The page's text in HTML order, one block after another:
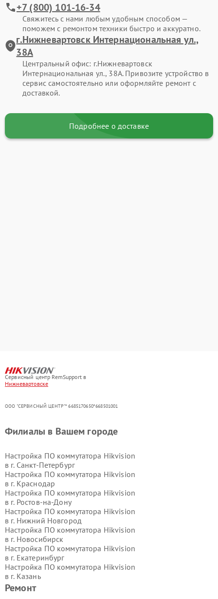
+7 (800) 101-16-34
Свяжитесь с нами любым удобным способом —
поможем с ремонтом техники быстро и аккуратно.
г.Нижневартовск Интернациональная ул.,
38А
Центральный офис: г.Нижневартовск
Интернациональная ул., 38А. Привозите устройство в
сервис самостоятельно или оформляйте ремонт с
доставкой.
Подробнее о доставке
Сервисный центр RemSupport в
Нижневартовске
ООО "СЕРВИСНЫЙ ЦЕНТР"* 6685170650*668501001
Ремонт
Филиалы в Вашем городе
Настройка ПО коммутатора Hikvision
в г. Санкт-Петербург
Настройка ПО коммутатора Hikvision
в г. Краснодар
Настройка ПО коммутатора Hikvision
в г. Ростов-на-Дону
Настройка ПО коммутатора Hikvision
в г. Нижний Новгород
Настройка ПО коммутатора Hikvision
в г. Новосибирск
Настройка ПО коммутатора Hikvision
в г. Екатеринбург
Настройка ПО коммутатора Hikvision
в г. Казань
Настройка ПО коммутатора Hikvision